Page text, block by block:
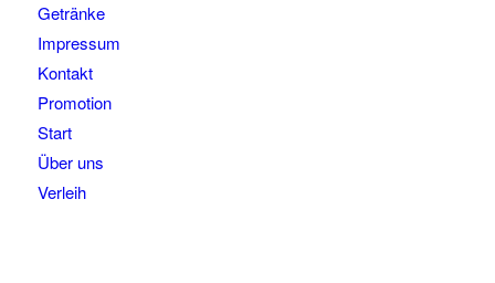
Getränke
Impressum
Kontakt
Promotion
Start
Über uns
Verleih